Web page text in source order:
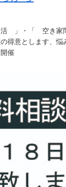
」・「 空き家
得意とします、
催